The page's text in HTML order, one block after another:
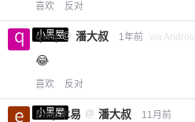
喜欢 反对
小黑屋
qwq @ 潘大叔 1年前 via Android
😂
喜欢 反对
小黑屋
Emp木易 @ 潘大叔 11月前